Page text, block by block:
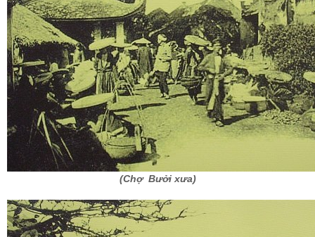
(Chợ Bưởi xưa)